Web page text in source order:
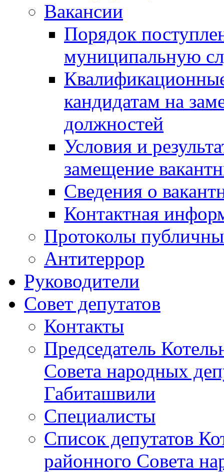
Вакансии
Порядок
муниципальную
кандидатам на
должностей
Условия и
замещение
Сведения о
Контактная
Протоколы
Антитеррор
Руководители
Совет депутатов
Контакты
Председатель
Совета народных
Габиташвили
Специалисты
Список депутатов
районного Совета